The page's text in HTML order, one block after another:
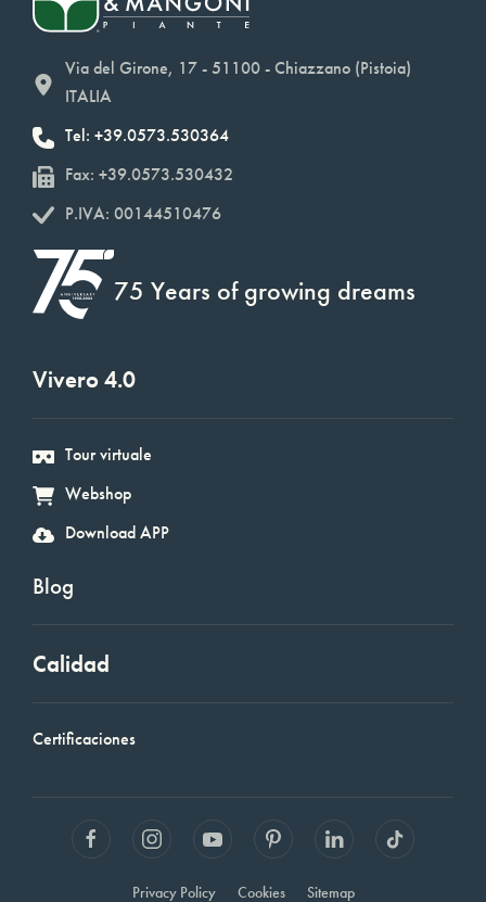
Via del Girone, 17 - 51100 - Chiazzano (Pistoia)
ITALIA
Tel: +39.0573.530364
Fax: +39.0573.530432
P.IVA: 00144510476
75 Years of growing dreams
Vivero 4.0
Tour virtuale
Webshop
Download APP
Blog
Calidad
Certificaciones
Privacy Policy Cookies Sitemap